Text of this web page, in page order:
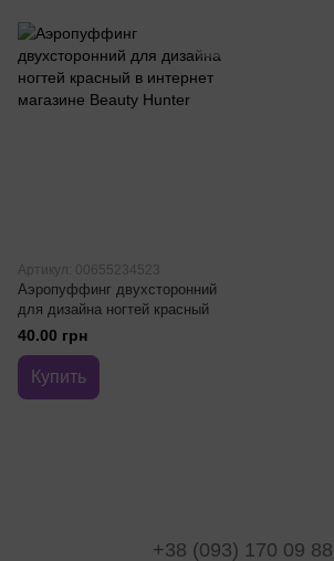
Артикул: 00655234523
Аэропуффинг двухсторонний
для дизайна ногтей красный
40.00 грн
Купить
+38 (093) 170 09 88